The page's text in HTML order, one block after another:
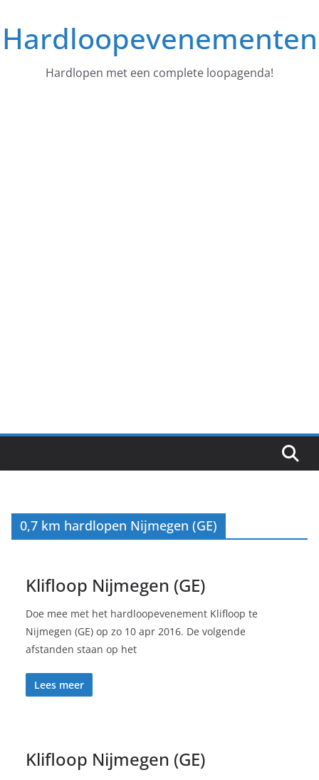
naar
deHardloopevenementen
Hardlopen met een complete loopagenda!
0,7 km hardlopen Nijmegen (GE)
Klifloop Nijmegen (GE)
Doe mee met het hardloopevenement Klifloop te
Nijmegen (GE) op zo 10 apr 2016. De volgende
afstanden staan op het
Lees meer
Klifloop Nijmegen (GE)